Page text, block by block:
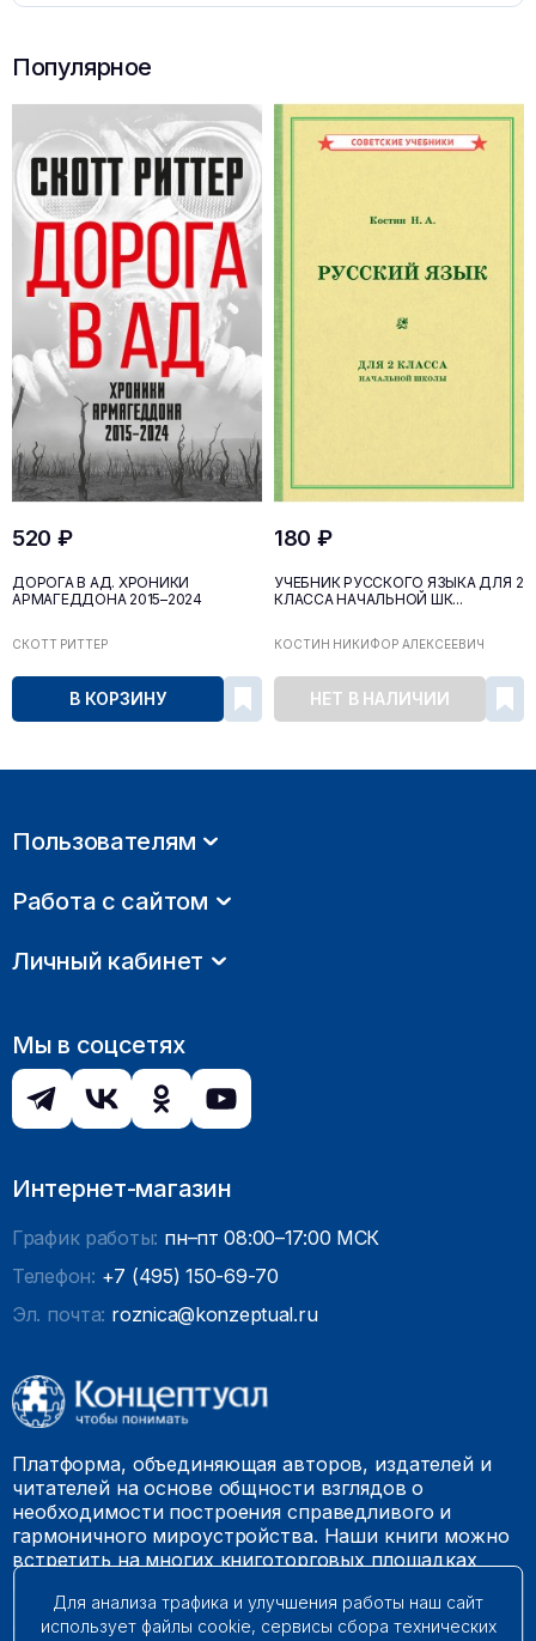
Популярное
520 ₽
ДОРОГА В АД. ХРОНИКИ
АРМАГЕДДОНА 2015–2024
СКОТТ РИТТЕР
В КОРЗИНУ
180 ₽
УЧЕБНИК РУССКОГО ЯЗЫКА ДЛЯ 2
КЛАССА НАЧАЛЬНОЙ ШК...
КОСТИН НИКИФОР АЛЕКСЕЕВИЧ
НЕТ В НАЛИЧИИ
Пользователям
Работа с сайтом
Личный кабинет
Мы в соцсетях
Интернет-магазин
График работы: пн–пт 08:00–17:00 МСК
Телефон: +7 (495) 150-69-70
Эл. почта: roznica@konzeptual.ru
Платформа, объединяющая авторов, издателей и
читателей на основе общности взглядов о
необходимости построения справедливого и
гармоничного мироустройства. Наши книги можно
встретить на многих книготорговых площадках
© 2009 – 2026. Все права защищены.
Для анализа трафика и улучшения работы наш сайт
использует файлы cookie, сервисы сбора технических